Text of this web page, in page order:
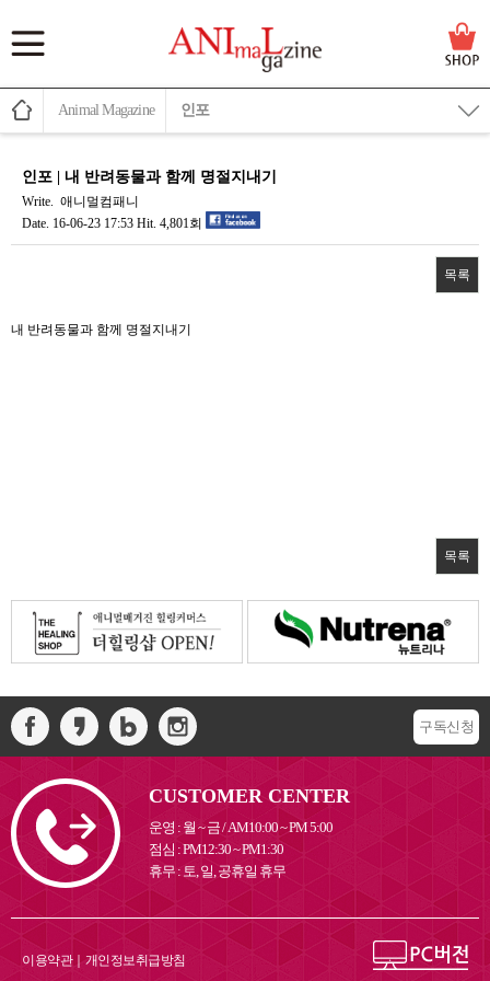
Animal Magazine 인포
인포 | 내 반려동물과 함께 명절지내기
Write. 애니멀컴패니
Date. 16-06-23 17:53 Hit. 4,801회
목록
본문
내 반려동물과 함께 명절지내기
목록
구독신청
CUSTOMER CENTER
운영 : 월 ~ 금 / AM10:00 ~ PM 5:00
점심 : PM12:30 ~ PM1:30
휴무 : 토, 일, 공휴일 휴무
이용약관｜ 개인정보취급방침